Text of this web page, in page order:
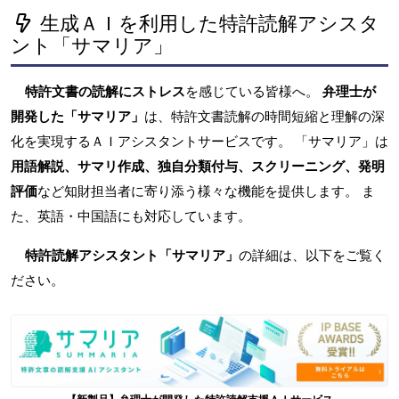
生成ＡＩを利用した特許読解アシスタ
ント「サマリア」
特許文書の読解にストレスを感じている皆様へ。 弁理士が
開発した「サマリア」 は、特許文書読解の時間短縮と理解の深
化を実現するＡＩアシスタントサービスです。 「サマリア」は
用語解説、サマリ作成、独自分類付与、スクリーニング、発明
評価など知財担当者に寄り添う様々な機能を提供します。 ま
た、英語・中国語にも対応しています。
特許読解アシスタント「サマリア」 の詳細は、以下をご覧く
ださい。